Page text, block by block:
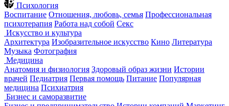
Психология
Воспитание Отношения, любовь, семья Профессиональная
психотерапия Работа над собой Секс
Искусство и культура
Архитектура Изобразительное искусство Кино Литература
Музыка Фотография
Медицина
Анатомия и физиология Здоровый образ жизни Истории
врачей Педиатрия Первая помощь Питание Популярная
медицина Психиатрия
Бизнес и саморазвитие